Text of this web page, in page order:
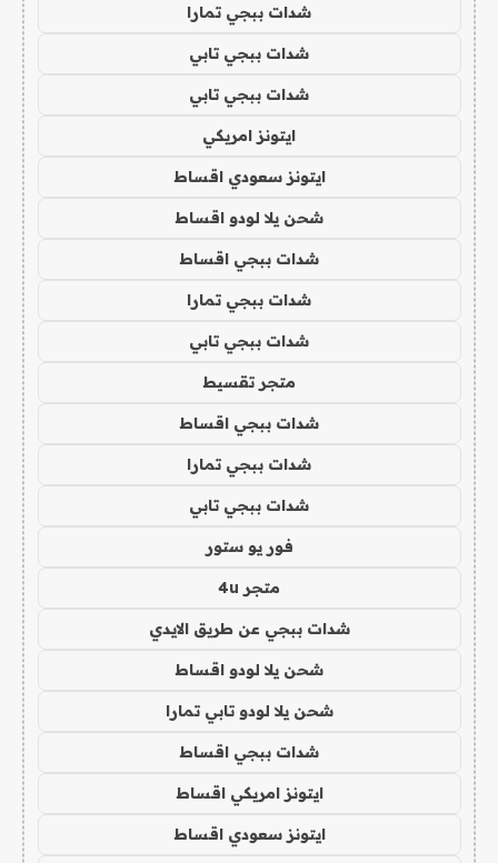
شدات ببجي تمارا
شدات ببجي تابي
شدات ببجي تابي
ايتونز امريكي
ايتونز سعودي اقساط
شحن يلا لودو اقساط
شدات ببجي اقساط
شدات ببجي تمارا
شدات ببجي تابي
متجر تقسيط
شدات ببجي اقساط
شدات ببجي تمارا
شدات ببجي تابي
فور يو ستور
متجر 4u
شدات ببجي عن طريق الايدي
شحن يلا لودو اقساط
شحن يلا لودو تابي تمارا
شدات ببجي اقساط
ايتونز امريكي اقساط
ايتونز سعودي اقساط